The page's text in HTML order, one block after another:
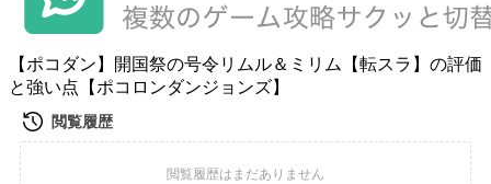
【ポコダン】開国祭の号令リムル＆ミリム【転スラ】の評価
と強い点【ポコロンダンジョンズ】